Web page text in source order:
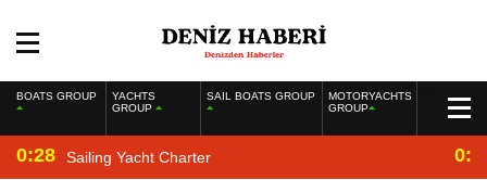
BOATS GROUP
YACHTS
GROUP
SAIL BOATS GROUP
MOTORYACHTS
GROUP
0:28 Sailing Yacht Charter